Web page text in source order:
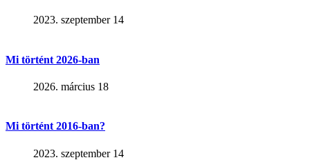
2023. szeptember 14
Mi történt 2026-ban
2026. március 18
Mi történt 2016-ban?
2023. szeptember 14